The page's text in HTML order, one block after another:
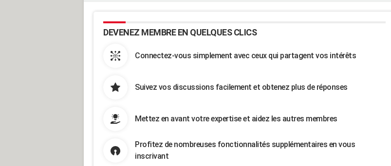
DEVENEZ MEMBRE EN QUELQUES CLICS
Connectez-vous simplement avec ceux qui partagent vos intérêts
Suivez vos discussions facilement et obtenez plus de réponses
Mettez en avant votre expertise et aidez les autres membres
Profitez de nombreuses fonctionnalités supplémentaires en vous
inscrivant